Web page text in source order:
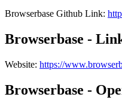
Browserbase Github Link:
Browserbase -
Website: https://
Browserbase -